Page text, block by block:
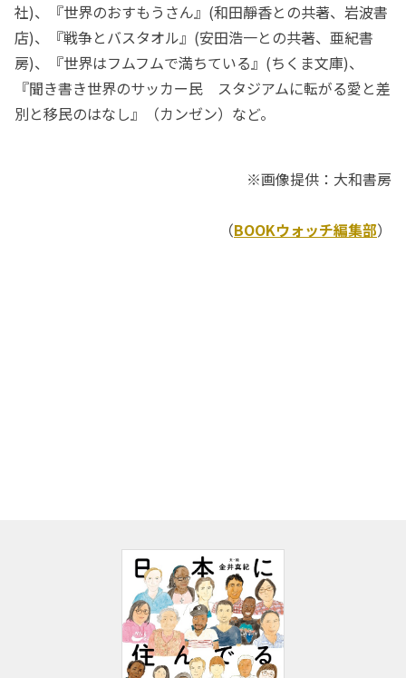
社)、『世界のおすもうさん』(和田靜香との共著、岩波書
店)、『戦争とバスタオル』(安田浩一との共著、亜紀書
房)、『世界はフムフムで満ちている』(ちくま文庫)、
『聞き書き世界のサッカー民 スタジアムに転がる愛と差
別と移民のはなし』（カンゼン）など。
※画像提供：大和書房
（BOOKウォッチ編集部）